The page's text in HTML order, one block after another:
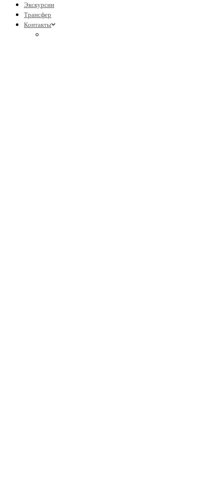
Экскурсии
Трансфер
Контакты